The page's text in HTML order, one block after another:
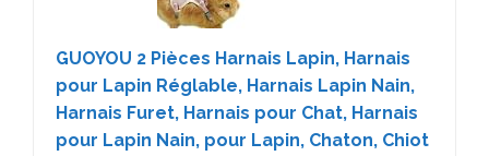
GUOYOU 2 Pièces Harnais Lapin, Harnais
pour Lapin Réglable, Harnais Lapin Nain,
Harnais Furet, Harnais pour Chat, Harnais
pour Lapin Nain, pour Lapin, Chaton, Chiot